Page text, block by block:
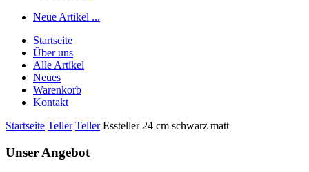
Neue Artikel ...
Startseite
Über uns
Alle Artikel
Neues
Warenkorb
Kontakt
Startseite Teller TellerEssteller 24 cm schwarz matt
Unser Angebot